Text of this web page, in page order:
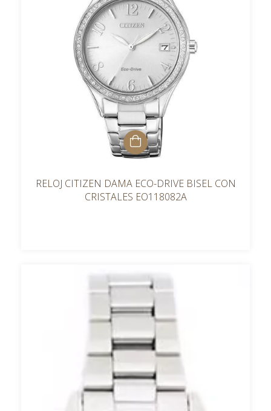
RELOJ CITIZEN DAMA ECO-DRIVE BISEL CON
CRISTALES EO118082A